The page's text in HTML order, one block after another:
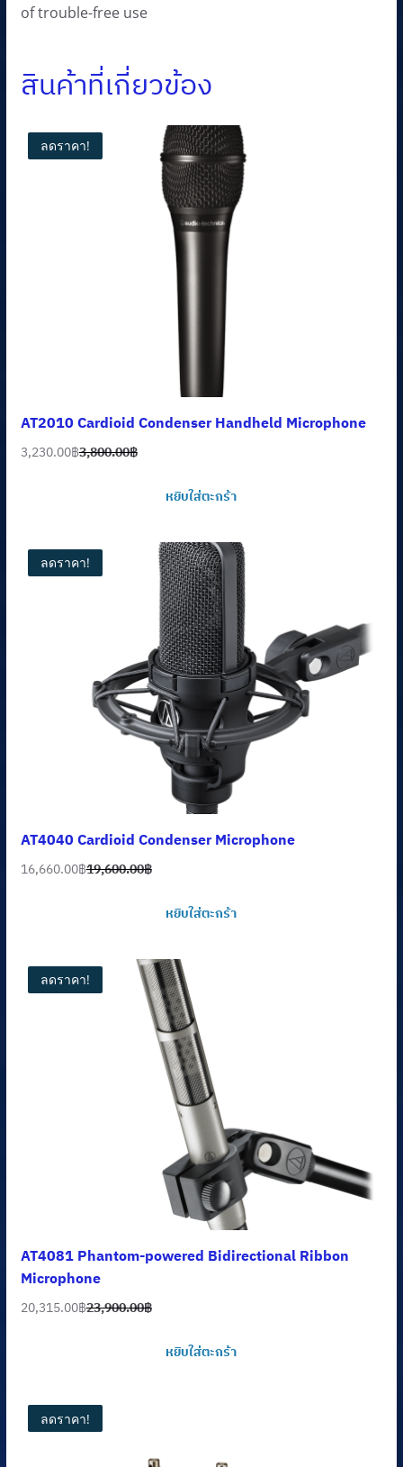
of trouble-free use
สินค้าที่เกี่ยวข้อง
ลดราคา!
AT2010 Cardioid Condenser Handheld Microphone
3,800.00฿
Original
3,230.00฿
Current
หยิบใส่ตะกร้า
ลดราคา!
AT4040 Cardioid Condenser Microphone
19,600.00฿
Original
16,660.00฿
Current
หยิบใส่ตะกร้า
ลดราคา!
AT4081 Phantom-powered Bidirectional Ribbon
Microphone
23,900.00฿
Original
20,315.00฿
Current
หยิบใส่ตะกร้า
ลดราคา!